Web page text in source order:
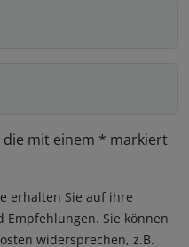
die mit einem * markiert
erhalten Sie auf ihre
Empfehlungen. Sie können
widersprechen, z.B.